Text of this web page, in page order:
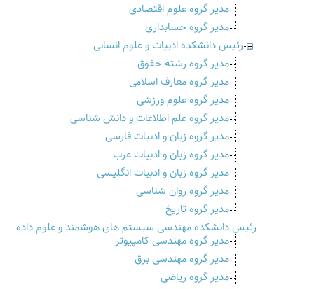
مدیر گروه علوم اقتصادی
مدیر گروه حسابداری
رئیس دانشکده ادبیات و علوم انسانی
مدیر گروه رشته حقوق
مدیر گروه معارف اسلامی
مدیر گروه علوم ورزشی
مدیر گروه علم اطلاعات و دانش شناسی
مدیر گروه زبان و ادبیات فارسی
مدیر گروه زبان و ادبیات عرب
مدیر گروه زبان و ادبیات انگلیسی
مدیر گروه روان شناسی
مدیر گروه تاریخ
رئیس دانشکده مهندسی سیستم های هوشمند و علوم داده
مدیر گروه مهندسی کامپیوتر
مدیر گروه مهندسی برق
مدیر گروه ریاضی